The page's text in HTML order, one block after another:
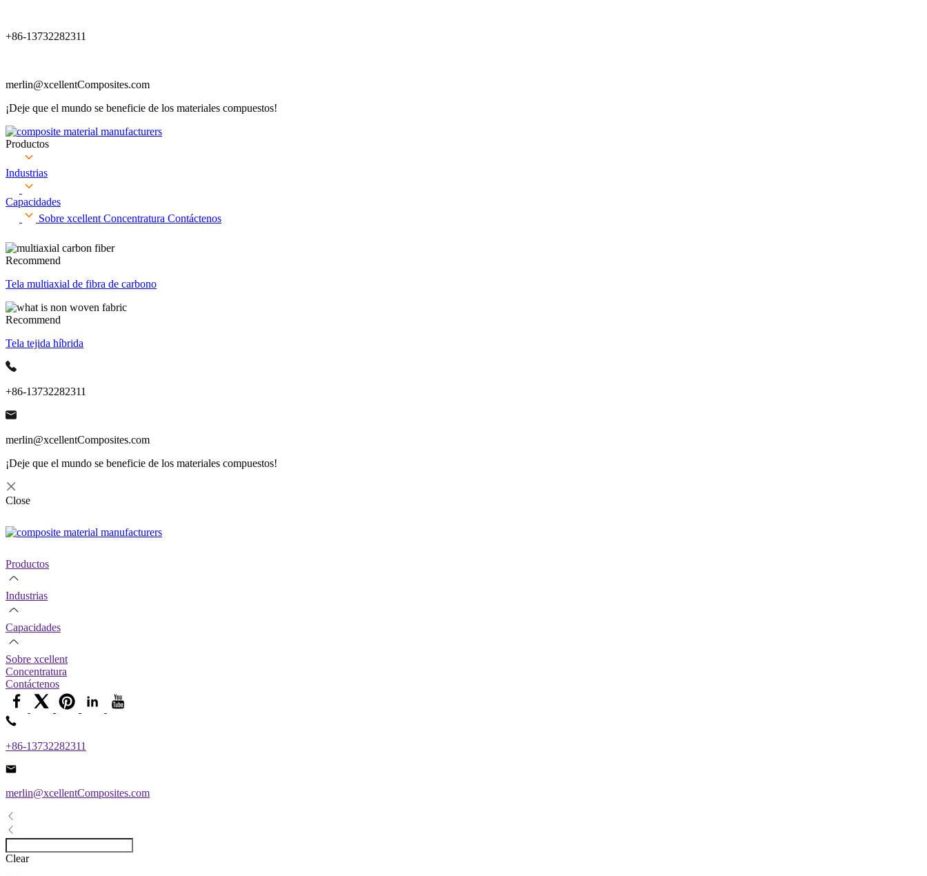
+86-13732282311
merlin@xcellentComposites.com
¡Deje que el mundo se beneficie de los materiales compuestos!
Productos
Industrias
Capacidades
Sobre xcellent Concentratura Contáctenos
Recommend
Tela multiaxial de fibra de carbono
Recommend
Tela tejida híbrida
+86-13732282311
merlin@xcellentComposites.com
¡Deje que el mundo se beneficie de los materiales compuestos!
Close
Productos
Industrias
Capacidades
Sobre xcellent
Concentratura
Contáctenos
+86-13732282311
merlin@xcellentComposites.com
Clear